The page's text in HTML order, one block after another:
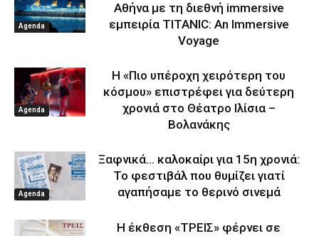
Agenda
Αθήνα με τη διεθνή immersive
εμπειρία TITANIC: An Immersive
Voyage
Agenda
Η «Πιο υπέροχη χειρότερη του
κόσμου» επιστρέφει για δεύτερη
χρονιά στο Θέατρο Ιλίσια –
Βολανάκης
Agenda
Ξαφνικά… καλοκαίρι για 15η χρονιά:
Το φεστιβάλ που θυμίζει γιατί
αγαπήσαμε το θερινό σινεμά
Η έκθεση «ΤΡΕΙΣ» φέρνει σε